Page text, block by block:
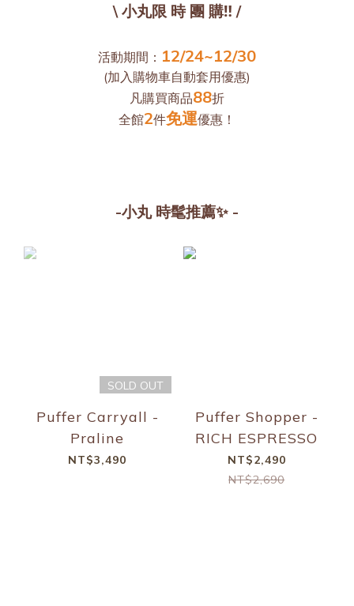
\ 小丸限 時 團 購‼️ /
活動期間： 12/24~12/30
(加入購物車自動套用優惠)
凡購買商品88折
全館2件免運優惠！
-小丸 時髦推薦✨ -
SOLD OUT
Puffer Carryall -
Praline
NT$3,490
Puffer Shopper -
RICH ESPRESSO
NT$2,490
NT$2,690